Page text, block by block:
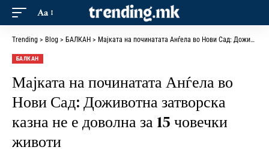
Aa
Trending > Blog > БАЛКАН > Мајката на починатата Анѓела во Нови Сад: Доживотна затворска казна не е доволна за 15 човечки животи
БАЛКАН
Мајката на починатата Анѓела во
Нови Сад: Доживотна затворска
казна не е доволна за 15 човечки
животи